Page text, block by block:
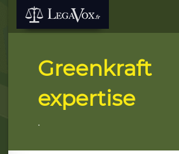
Greenkraft
expertise
.